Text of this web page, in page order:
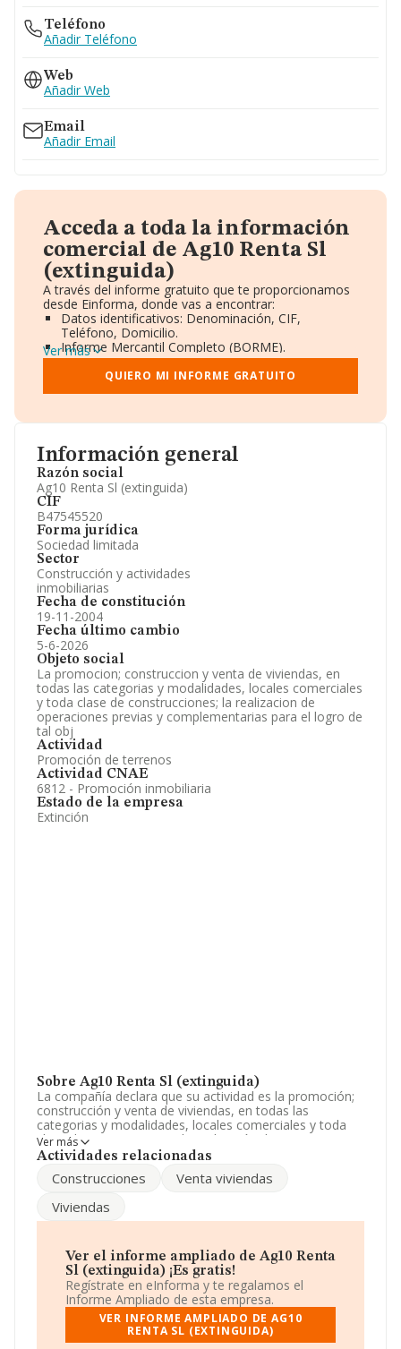
Información general
Razón social
Ag10 Renta Sl (extinguida)
CIF
B47545520
Forma jurídica
Sociedad limitada
Sector
Construcción y actividades
inmobiliarias
Fecha de constitución
19-11-2004
Fecha último cambio
5-6-2026
Objeto social
La promocion; construccion y venta de viviendas, en
todas las categorias y modalidades, locales comerciales
y toda clase de construcciones; la realizacion de
operaciones previas y complementarias para el logro de
tal obj
Actividad
Promoción de terrenos
Actividad CNAE
6812 - Promoción inmobiliaria
Estado de la empresa
Extinción
Sobre Ag10 Renta Sl (extinguida)
La compañía declara que su actividad es la promoción;
construcción y venta de viviendas, en todas las
categorias y modalidades, locales comerciales y toda
clase de construcciones; la realización de operaciones
previas y complementarias para el logro de tal obj. La
Sociedad Limitada. Su CNAE corresponde a 6812 con
mercados exteriores.
NIF B47545520, tiene su domicilio social establecido en
Calle Zanfona núm. 12, (47012), en el municipio de
Valladolid, Castilla-león.
En relación con el sector y disponiendo de los datos de
hasta 231.218 empresas, en el ámbito nacional la
facturación alcanza la cifra de 29.817 millones de euros
Ver más
Actividades relacionadas
Construcciones
Venta viviendas
Viviendas
Ver el informe ampliado de Ag10 Renta
Sl (extinguida) ¡Es gratis!
Regístrate en eInforma y te regalamos el
Informe Ampliado de esta empresa.
VER INFORME AMPLIADO DE AG10
RENTA SL (EXTINGUIDA)
Teléfono
Añadir Teléfono
Web
Añadir Web
Email
Añadir Email
Acceda a toda la información
comercial de Ag10 Renta Sl
(extinguida)
A través del informe gratuito que te proporcionamos
desde Einforma, donde vas a encontrar:
Datos identificativos: Denominación, CIF,
Teléfono, Domicilio.
Informe Mercantil Completo (BORME).
Gráficos de Evolución Ventas y Empleados.
Consejo de Administración y Administradores.
Directivos y Ejecutivos.
Información oficial y registral complementaria.
Ver más
QUIERO MI INFORME GRATUITO